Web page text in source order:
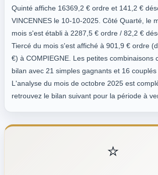
Quinté affiche 16369,2 € ordre et 141,2 €
VINCENNES le 10-10-2025. Côté Quarté, le
mois s'est établi à 2287,5 € ordre / 82,2 €
Tiercé du mois s'est affiché à 901,9 € ordre
€) à COMPIEGNE. Les petites combinaisons
bilan avec 21 simples gagnants et 16 couplés
L'analyse du mois de octobre 2025 est
retrouvez le bilan suivant pour la période à
⭐